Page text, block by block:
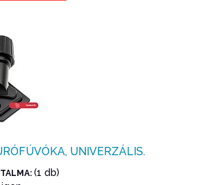
UNIVERZÁLIS.
(1 db)